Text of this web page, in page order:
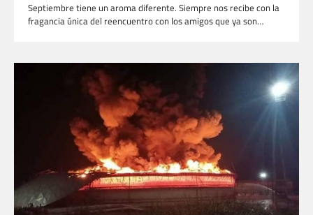
Septiembre tiene un aroma diferente. Siempre nos recibe con la
fragancia única del reencuentro con los amigos que ya son…